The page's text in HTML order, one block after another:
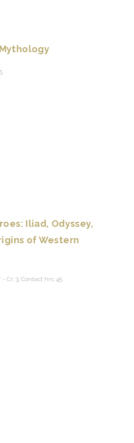
Iliad, Odyssey,
of Western
- Cr: 3; Contact hrs: 45